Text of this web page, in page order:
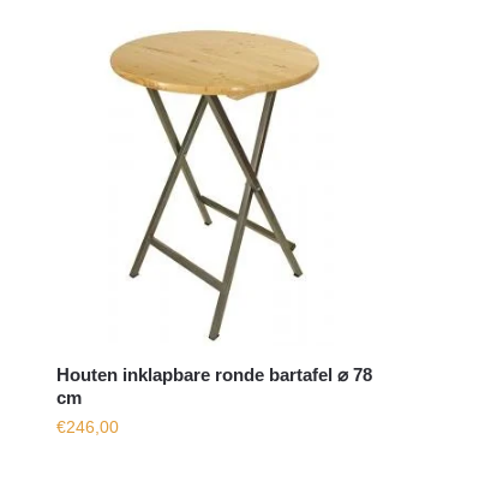
Houten inklapbare ronde bartafel ⌀ 78
cm
€246,00